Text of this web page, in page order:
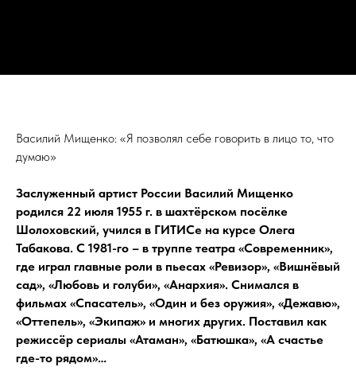
Василий Мищенко: «Я позволял себе говорить в лицо то, что
думаю»
Заслуженный артист России Василий Мищенко
родился 22 июля 1955 г. в шахтёрском посёлке
Шолоховский, учился в ГИТИСе на курсе Олега
Табакова. С 1981-го – в труппе театра «Современник»,
где играл главные роли в пьесах «Ревизор», «Вишнёвый
сад», «Любовь и голуби», «Анархия». Снимался в
фильмах «Спасатель», «Один и без оружия», «Дежавю»,
«Оттепель», «Экипаж» и многих других. Поставил как
режиссёр сериалы «Атаман», «Батюшка», «А счастье
где-то рядом»…